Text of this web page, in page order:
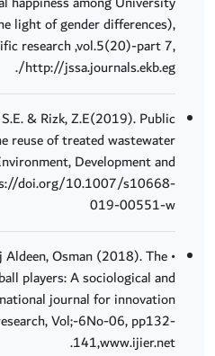
light of gender differences),
research ,vol.5(20)-part 7,
http://jssa.journals.ekb.eg/.
& Rizk, Z.E(2019). Public
reuse of treated wastewater
Development and
doi.org/10.1007/s10668-
019-00551-w
Aldeen, Osman (2018). The
players: A sociological and
journal for innovation
Vol;-6No-06, pp132-
141,www.ijier.net.